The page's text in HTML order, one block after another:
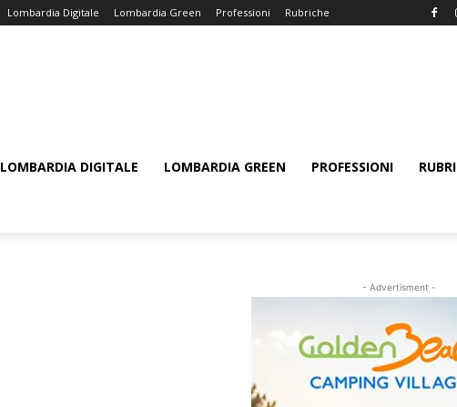
Lombardia Digitale Lombardia Green Professioni Rubriche
LOMBARDIA DIGITALE LOMBARDIA GREEN PROFESSIONI
- Advertisment -